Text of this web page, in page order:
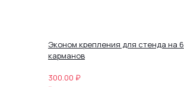
Эконом крепления для стенда на 6
карманов
300.00 ₽